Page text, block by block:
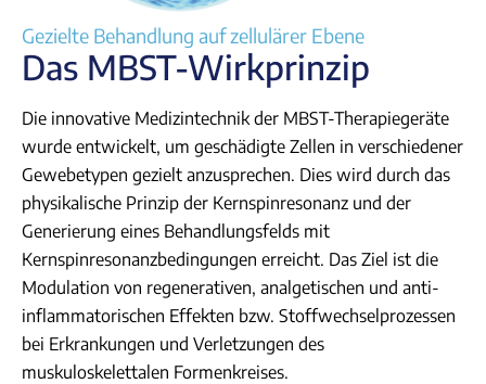
Gezielte Behandlung auf zellulärer Ebene
Das MBST-Wirkprinzip
Die innovative Medizintechnik der MBST-Therapiegeräte
wurde entwickelt, um geschädigte Zellen in verschiedener
Gewebetypen gezielt anzusprechen. Dies wird durch das
physikalische Prinzip der Kernspinresonanz und der
Generierung eines Behandlungsfelds mit
Kernspinresonanzbedingungen erreicht. Das Ziel ist die
Modulation von regenerativen, analgetischen und anti-
inflammatorischen Effekten bzw. Stoffwechselprozessen
bei Erkrankungen und Verletzungen des
muskuloskelettalen Formenkreises.